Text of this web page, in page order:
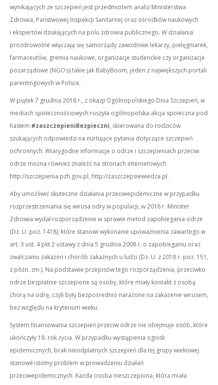
wynikających ze szczepień jest przedmiotem analiz Ministerstwa
Zdrowia, Państwowej Inspekcji Sanitarnej oraz ośrodków naukowych
i ekspertów działających na polu zdrowia publicznego. W działania
prozdrowotne włączają się samorządy zawodowe lekarzy, pielęgniarek,
farmaceutów, gremia naukowe, organizacje studenckie czy organizacje
pozarządowe (NGO’s) takie jak BabyBoom, jeden z największych portali
parentingowych w Polsce.
W piątek 7 grudnia 2018 r., z okazji Ogólnopolskiego Dnia Szczepień, w
mediach społecznościowych ruszyła ogólnopolska akcja społeczna pod
hasłem #zaszczepieniBezpieczni, skierowana do rodziców
szukających odpowiedzi na nurtujące pytania dotyczące szczepień
ochronnych. Wiarygodne informacje o odrze i szczepieniach przeciw
odrze można również znaleźć na stronach internetowych
http://szczepienia.pzh.gov.pl, http://zaszczepsiewiedza.pl.
Aby umożliwić skuteczne działania przeciwepidemiczne w przypadku
rozprzestrzeniania się wirusa odry w populacji, w 2016 r. Minister
Zdrowia wydał rozporządzenie w sprawie metod zapobiegania odrze
(Dz. U. poz. 1418), które stanowi wykonanie upoważnienia zawartego w
art. 3 ust. 4 pkt 2 ustawy z dnia 5 grudnia 2008 r. o zapobieganiu oraz
zwalczaniu zakażeń i chorób zakaźnych u ludzi (Dz. U. z 2018 r. poz. 151,
z późn. zm.). Na podstawie przepisów tego rozporządzenia, przeciwko
odrze bezpłatnie szczepione są osoby, które miały kontakt z osobą
chorą na odrę, czyli były bezpośrednio narażone na zakażenie wirusem,
bez względu na kryterium wieku.
System finansowania szczepień przeciw odrze nie obejmuje osób, które
ukończyły 18. rok życia. W przypadku wystąpienia ognisk
epidemicznych, brak nieodpłatnych szczepień dla tej grupy wiekowej
stanowił istotny problem w prowadzeniu działań
przeciwepidemicznych. Każda osoba nieszczepiona, która miała